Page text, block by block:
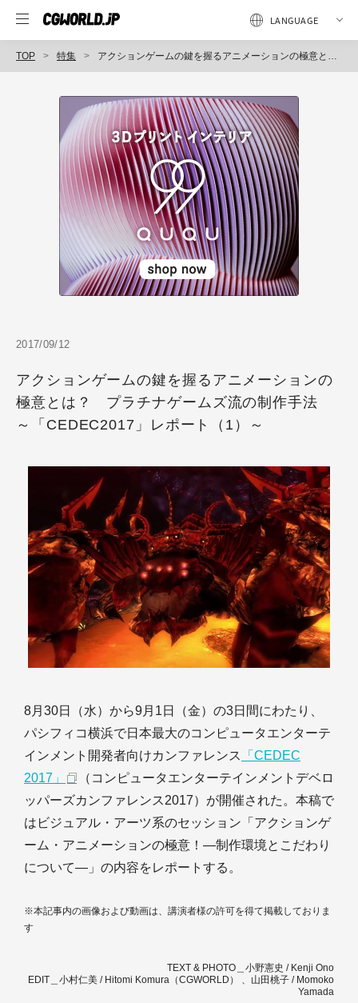
TOP 特集 アクションゲームの鍵を握るアニメーションの極意とは？ プラチナゲームズ流の制作手法～「CEDEC2017」レポート（1）～
2017/09/12
アクションゲームの鍵を握るアニメーションの
極意とは？ プラチナゲームズ流の制作手法
～「CEDEC2017」レポート（1）～
8月30日（水）から9月1日（金）の3日間にわたり、
パシフィコ横浜で日本最大のコンピュータエンターテ
インメント開発者向けカンファレンス
「CEDEC
2017」
（コンピュータエンターテインメントデベロ
ッパーズカンファレンス2017）が開催された。本稿で
はビジュアル・アーツ系のセッション「アクションゲ
ーム・アニメーションの極意！―制作環境とこだわり
について―」の内容をレポートする。
※本記事内の画像および動画は、講演者様の許可を得て掲載しておりま
す
TEXT & PHOTO＿小野憲史 / Kenji Ono
EDIT＿小村仁美 / Hitomi Komura（CGWORLD） 、山田桃子 / Momoko
Yamada